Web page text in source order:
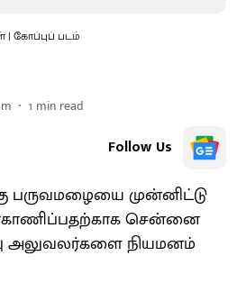
| கோப்புப் படம்
1 min read
Follow Us
பருவமழையை முன்னிட்டு
சென்னை
அலுவலர்களை நியமனம்